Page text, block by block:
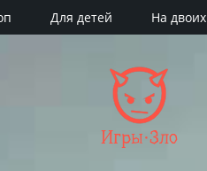
Для детей На двоих
Игры·Зло